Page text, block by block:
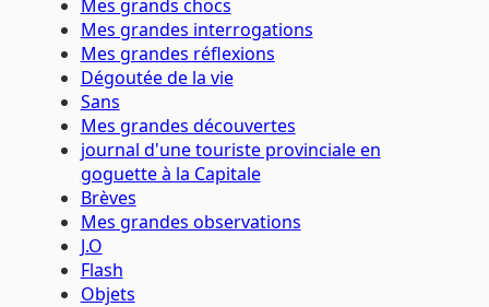
Mes grands chocs
Mes grandes interrogations
Mes grandes réflexions
Dégoutée de la vie
Sans
Mes grandes découvertes
journal d'une touriste provinciale en
goguette à la Capitale
Brèves
Mes grandes observations
J.O
Flash
Objets